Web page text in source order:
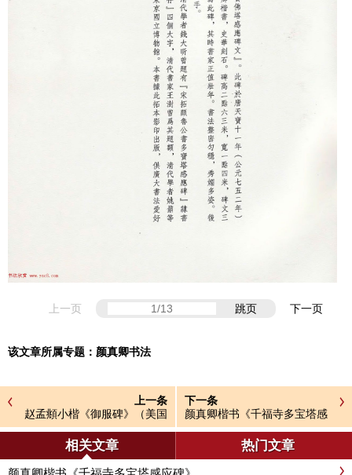
上一页 跳页 下一页
该文章所属专题： 颜真卿书法
上一条
赵孟頫小楷《御服碑》（美国
藏）
下一条
颜真卿楷书《千福寺多宝塔感
应碑》
相关文章 热门文章